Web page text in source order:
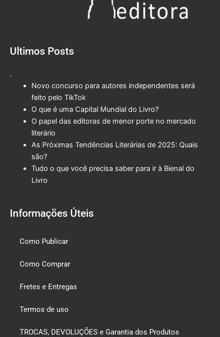
Ultimos Posts
.
Novo concurso para autores independentes será
feito pelo TikTok
O que é uma Capital Mundial do Livro?
O papel das editoras de menor porte no mercado
literário
As Próximas Tendências Literárias de 2025: Quais
são?
Tudo o que você precisa saber para ir à Bienal do
Livro
Informações Úteis
Como Publicar
Como Comprar
Fretes e Entregas
Termos de uso
TROCAS, DEVOLUÇÕES e Garantia dos Produtos